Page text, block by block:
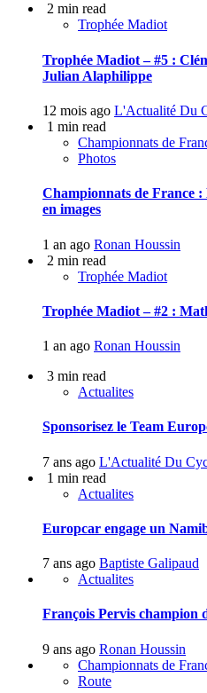
2 min read
Trophée Madiot
Trophée Madiot – #5 :
Julian Alaphilippe
12 mois ago L'Actualité Du
1 min read
Championnats de
Photos
Championnats de France :
en images
1 an ago Ronan Houssin
2 min read
Trophée Madiot
Trophée Madiot – #2 :
1 an ago Ronan Houssin
3 min read
Actualites
Sponsorisez le Team
7 ans ago L'Actualité Du
1 min read
Actualites
Europcar engage un
7 ans ago Baptiste Galipaud
Actualites
François Pervis champion
9 ans ago Ronan Houssin
Championnats de
Route